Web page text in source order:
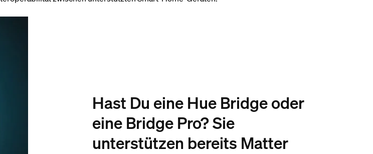
Hast Du eine Hue Bridge oder
eine Bridge Pro? Sie
unterstützen bereits Matter